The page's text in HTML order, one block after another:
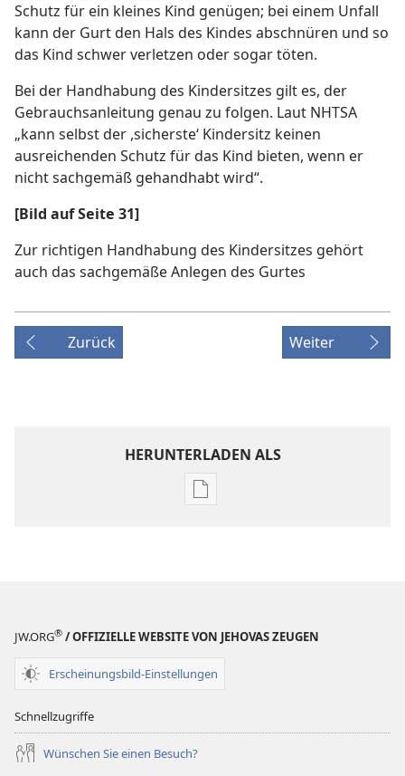
Schutz für ein kleines Kind genügen; bei einem Unfall
kann der Gurt den Hals des Kindes abschnüren und so
das Kind schwer verletzen oder sogar töten.
Bei der Handhabung des Kindersitzes gilt es, der
Gebrauchsanleitung genau zu folgen. Laut NHTSA
„kann selbst der ,sicherste‘ Kindersitz keinen
ausreichenden Schutz für das Kind bieten, wenn er
nicht sachgemäß gehandhabt wird“.
[Bild auf Seite 31]
Zur richtigen Handhabung des Kindersitzes gehört
auch das sachgemäße Anlegen des Gurtes
Zurück Weiter
HERUNTERLADEN ALS
Downloadoptionen
JW.ORG® / OFFIZIELLE WEBSITE VON JEHOVAS ZEUGEN
Erscheinungsbild-Einstellungen
Schnellzugriffe
Wünschen Sie einen Besuch?